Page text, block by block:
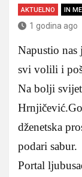
AKTUELNO IN
1 godina ago
Napustio
svi volili i
Na bolji
dženetska
podari sabur.
Portal